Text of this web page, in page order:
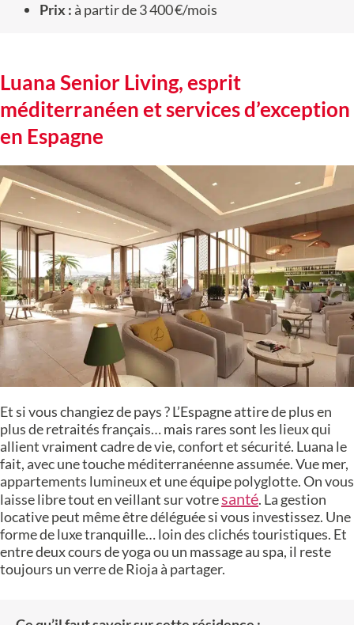
Prix : à partir de 3 400 €/mois
Luana Senior Living, esprit
méditerranéen et services d’exception
en Espagne
Et si vous changiez de pays ? L’Espagne attire de plus en
plus de retraités français… mais rares sont les lieux qui
allient vraiment cadre de vie, confort et sécurité. Luana le
fait, avec une touche méditerranéenne assumée. Vue mer,
appartements lumineux et une équipe polyglotte. On vous
laisse libre tout en veillant sur votresanté. La gestion
locative peut même être déléguée si vous investissez. Une
forme de luxe tranquille… loin des clichés touristiques. Et
entre deux cours de yoga ou un massage au spa, il reste
toujours un verre de Rioja à partager.